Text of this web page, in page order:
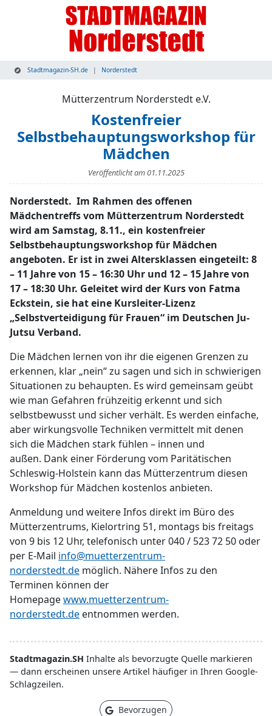
Stadtmagazin-SH.de Norderstedt
Mütterzentrum Norderstedt e.V.
Kostenfreier
Selbstbehauptungsworkshop für
Mädchen
Veröffentlicht am01.11.2025
Norderstedt. Im Rahmen des offenen
Mädchentreffs vom Mütterzentrum Norderstedt
wird am Samstag, 8.11., ein kostenfreier
Selbstbehauptungsworkshop für Mädchen
angeboten. Er ist in zwei Altersklassen eingeteilt: 8
– 11 Jahre von 15 – 16:30 Uhr und 12 – 15 Jahre von
17 – 18:30 Uhr. Geleitet wird der Kurs von Fatma
Eckstein, sie hat eine Kursleiter-Lizenz
„Selbstverteidigung für Frauen“ im Deutschen Ju-
Jutsu Verband.
Die Mädchen lernen von ihr die eigenen Grenzen zu
erkennen, klar „nein“ zu sagen und sich in schwierigen
Situationen zu behaupten. Es wird gemeinsam geübt
wie man Gefahren frühzeitig erkennt und sich
selbstbewusst und sicher verhält. Es werden einfache,
aber wirkungsvolle Techniken vermittelt mit denen
sich die Mädchen stark fühlen – innen und
außen. Dank einer Förderung vom Paritätischen
Schleswig-Holstein kann das Mütterzentrum diesen
Workshop für Mädchen kostenlos anbieten.
Anmeldung und weitere Infos direkt im Büro des
Mütterzentrums, Kielortring 51, montags bis freitags
von 9 bis 12 Uhr, telefonisch unter 040 / 523 72 50 oder
per E-Mail info@muetterzentrum-
norderstedt.de möglich. Nähere Infos zu den
Terminen können der
Homepagewww.muetterzentrum-
norderstedt.de entnommen werden.
Stadtmagazin.SH Inhalte als bevorzugte Quelle markieren
— dann erscheinen unsere Artikel häufiger in Ihren Google-
Schlagzeilen.
Bevorzugen